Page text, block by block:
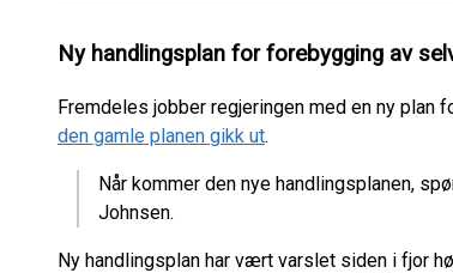
Ny handlingsplan for forebygging av
Fremdeles jobber regjeringen med en ny plan
den gamle planen gikk ut.
Når kommer den nye handlingsplanen,
Johnsen.
Ny handlingsplan har vært varslet siden i fjor